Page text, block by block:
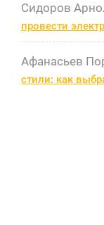
Сидоров
провести
Афанасьев
стили: как